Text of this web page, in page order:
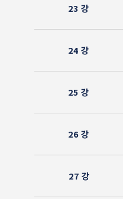
23 강
24 강
25 강
26 강
27 강